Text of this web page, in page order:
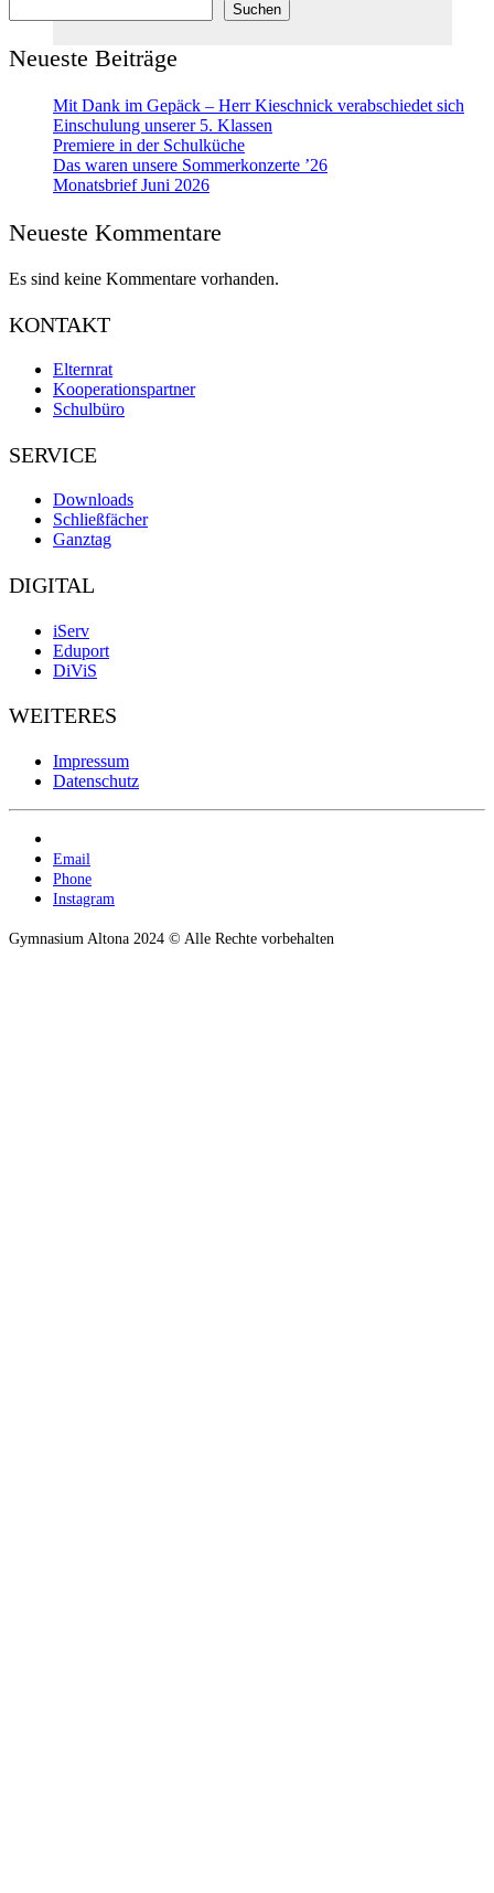
Suchen
Neueste Beiträge
Mit Dank im Gepäck – Herr Kieschnick verabschiedet sich
Einschulung unserer 5. Klassen
Premiere in der Schulküche
Das waren unsere Sommerkonzerte ’26
Monatsbrief Juni 2026
Neueste Kommentare
Es sind keine Kommentare vorhanden.
KONTAKT
Elternrat
Kooperationspartner
Schulbüro
SERVICE
Downloads
Schließfächer
Ganztag
DIGITAL
iServ
Eduport
DiViS
WEITERES
Impressum
Datenschutz
Email
Phone
Instagram
Gymnasium Altona 2024 © Alle Rechte vorbehalten